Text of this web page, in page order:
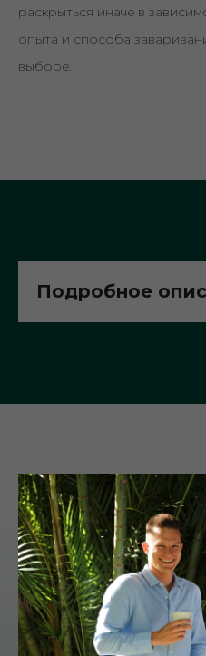
раскрыться иначе в
опыта и способа
выборе.
Подробное
(нажмите